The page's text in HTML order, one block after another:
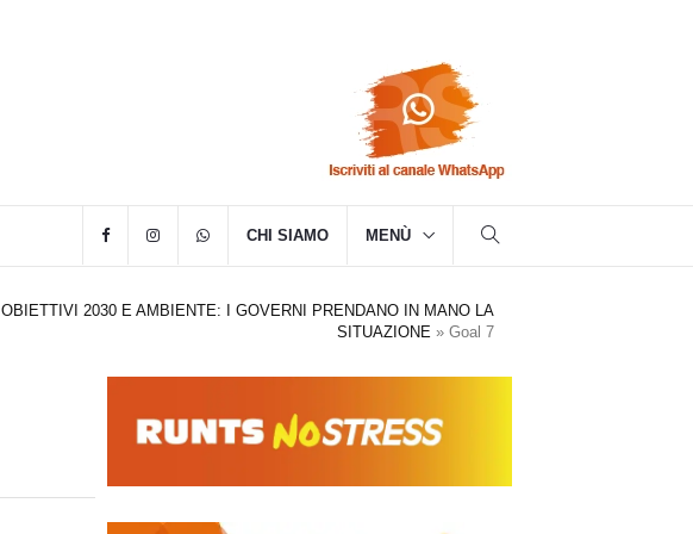
CHI SIAMO MENÙ
OBIETTIVI 2030 E AMBIENTE: I GOVERNI PRENDANO IN MANO LA
SITUAZIONE » Goal 7